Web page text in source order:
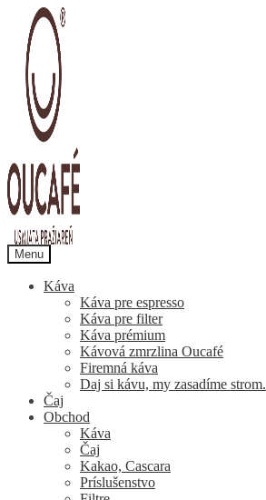
Preskočiť
navigáciu
Preskočiť
obsah
Menu
Káva
Káva pre espresso
Káva pre filter
Káva prémium
Kávová zmrzlina Oucafé
Firemná káva
Daj si kávu, my zasadíme strom.
Čaj
Obchod
Káva
Čaj
Kakao, Cascara
Príslušenstvo